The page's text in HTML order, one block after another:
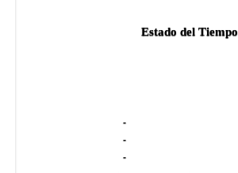
Estado del Tiempo
-
-
-